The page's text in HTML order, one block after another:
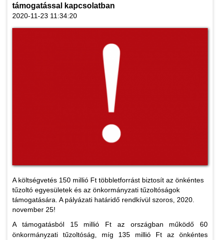
támogatással kapcsolatban
2020-11-23 11:34:20
A költségvetés 150 millió Ft többletforrást biztosít az önkéntes
tűzoltó egyesületek és az önkormányzati tűzoltóságok
támogatására. A pályázati határidő rendkívül szoros, 2020.
november 25!
A támogatásból 15 millió Ft az országban működő 60
önkormányzati tűzoltóság, míg 135 millió Ft az önkéntes